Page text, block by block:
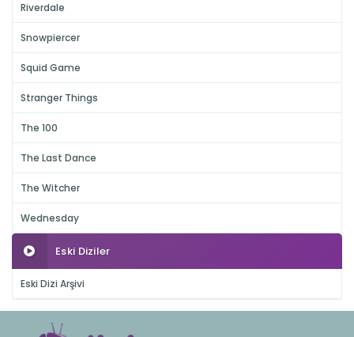
Riverdale
Snowpiercer
Squid Game
Stranger Things
The 100
The Last Dance
The Witcher
Wednesday
Eski Diziler
Eski Dizi Arşivi